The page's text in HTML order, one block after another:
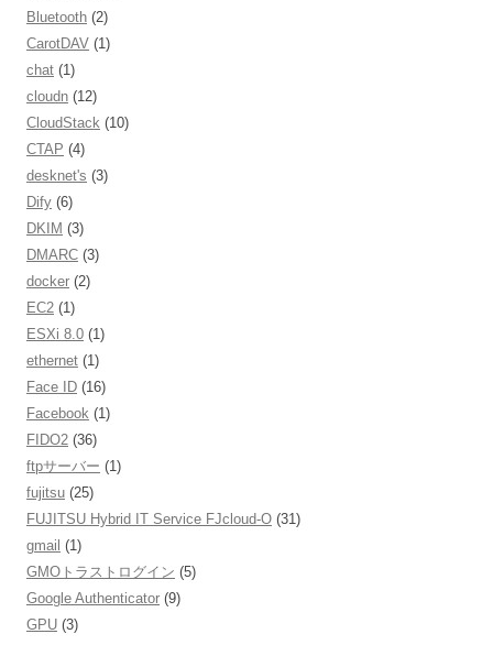
Bluetooth (2)
CarotDAV (1)
chat (1)
cloudn (12)
CloudStack (10)
CTAP (4)
desknet's (3)
Dify (6)
DKIM (3)
DMARC (3)
docker (2)
EC2 (1)
ESXi 8.0 (1)
ethernet (1)
Face ID (16)
Facebook (1)
FIDO2 (36)
ftpサーバー (1)
fujitsu (25)
FUJITSU Hybrid IT Service FJcloud-O (31)
gmail (1)
GMOトラストログイン (5)
Google Authenticator (9)
GPU (3)